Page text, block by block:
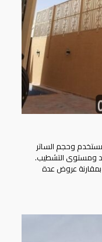
وحجم الساتر
ومستوى التشطيب.
عروض عدة